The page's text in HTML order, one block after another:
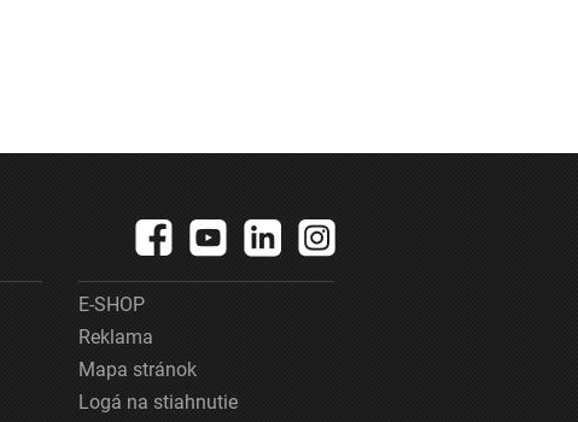
E-SHOP
Reklama
Mapa stránok
Logá na stiahnutie